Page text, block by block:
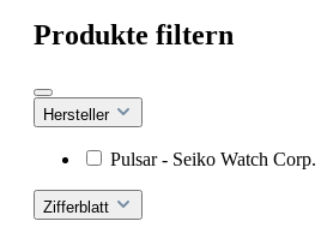
Produkte filtern
Hersteller
Pulsar - Seiko Watch Corp.
Zifferblatt